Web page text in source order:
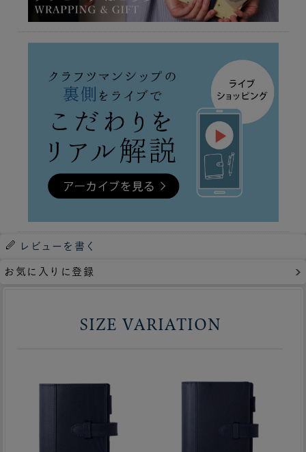
レビューを書く
お気に入りに登録
SIZE VARIATION